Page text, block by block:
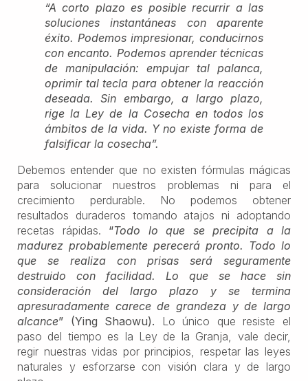
“A corto plazo es posible recurrir a las
soluciones instantáneas con aparente
éxito. Podemos impresionar, conducirnos
con encanto. Podemos aprender técnicas
de manipulación: empujar tal palanca,
oprimir tal tecla para obtener la reacción
deseada. Sin embargo, a largo plazo,
rige la Ley de la Cosecha en todos los
ámbitos de la vida. Y no existe forma de
falsificar la cosecha”.
Debemos entender que no existen fórmulas mágicas
para solucionar nuestros problemas ni para el
crecimiento perdurable. No podemos obtener
resultados duraderos tomando atajos ni adoptando
recetas rápidas. “Todo lo que se precipita a la
madurez probablemente perecerá pronto. Todo lo
que se realiza con prisas será seguramente
destruido con facilidad. Lo que se hace sin
consideración del largo plazo y se termina
apresuradamente carece de grandeza y de largo
alcance” (Ying Shaowu). Lo único que resiste el
paso del tiempo es la Ley de la Granja, vale decir,
regir nuestras vidas por principios, respetar las leyes
naturales y esforzarse con visión clara y de largo